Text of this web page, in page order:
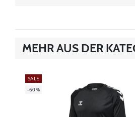
MEHR AUS DER
SALE
-60%